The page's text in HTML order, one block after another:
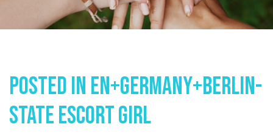
Posted In En+germany+berlin-
State Escort Girl